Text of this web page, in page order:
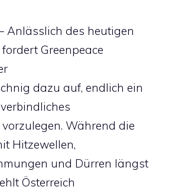
Anlässlich des heutigen
Greenpeace
dazu auf, endlich ein
Während die
Hitzewellen,
und Dürren längst
Österreich